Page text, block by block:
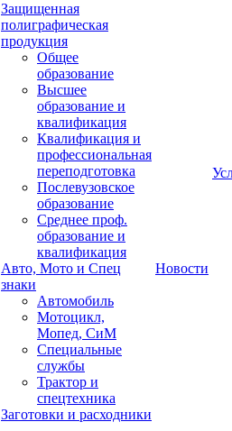
Защищенная
полиграфическая
продукция
Общее
образование
Высшее
образование и
квалификация
Квалификация и
профессиональная
переподготовка
Послевузовское
образование
Среднее проф.
образование и
квалификация
Авто, Мото и Спец
знаки
Автомобиль
Мотоцикл,
Мопед, СиМ
Специальные
службы
Трактор и
спецтехника
Заготовки и расходники
Новости